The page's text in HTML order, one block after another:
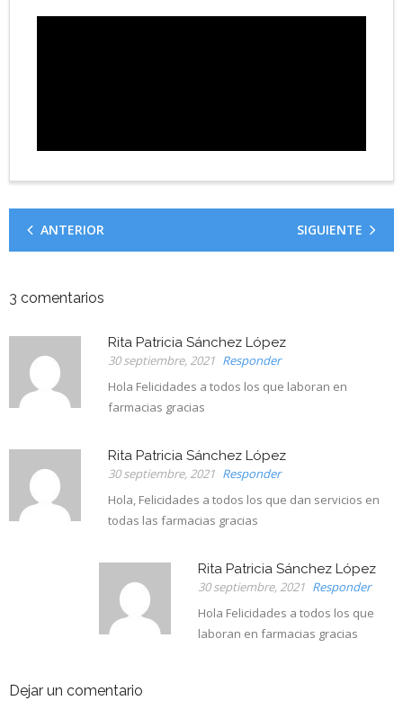
ANTERIOR SIGUIENTE
3 comentarios
Rita Patricia Sánchez López
30 septiembre, 2021 Responder
Hola Felicidades a todos los que laboran en
farmacias gracias
Rita Patricia Sánchez López
30 septiembre, 2021 Responder
Hola, Felicidades a todos los que dan servicios en
todas las farmacias gracias
Rita Patricia Sánchez López
30 septiembre, 2021 Responder
Hola Felicidades a todos los que
laboran en farmacias gracias
Dejar un comentario